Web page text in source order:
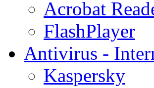
Acrobat
FlashPlayer
Antivirus -
Kaspersky